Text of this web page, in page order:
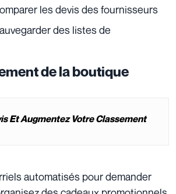
les devis des fournisseurs
des listes de
de la boutique
Et Augmentez Votre Classement
automatisés pour demander